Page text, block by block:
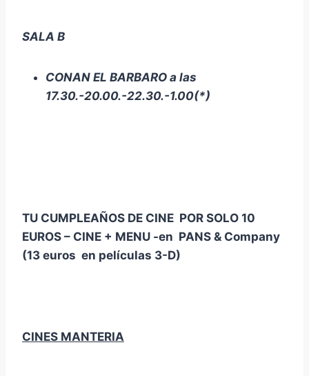
SALA B
CONAN EL BARBARO a las
17.30.-20.00.-22.30.-1.00(*)
TU CUMPLEAÑOS DE CINE POR SOLO 10
EUROS – CINE + MENU -en PANS & Company
(13 euros en películas 3-D)
CINES MANTERIA